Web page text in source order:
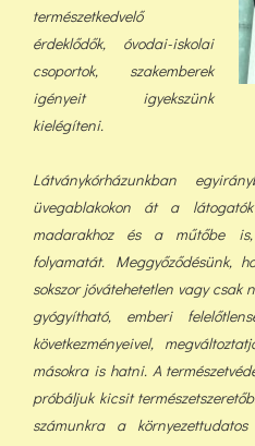
természetkedvelő
érdeklődők, óvodai-iskolai
csoportok, szakemberek
igényeit igyekszünk
kielégíteni.
Látványkórházunkban
üvegablakokon át a
madarakhoz és a műtőbe
folyamatát. Meggyőződésünk,
sokszor jóvátehetetlen vagy csak
gyógyítható, emberi
következményeivel,
másokra is hatni. A
próbáljuk kicsit
számunkra a